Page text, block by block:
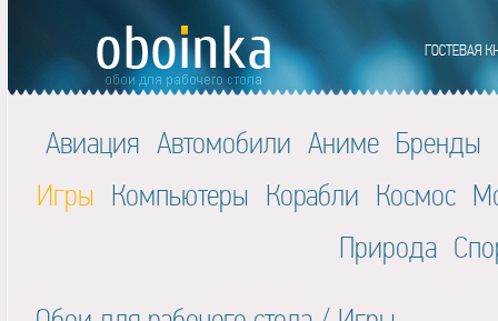
Авиация Автомобили Аниме Бренды
Игры Компьютеры Корабли Космос
Природа